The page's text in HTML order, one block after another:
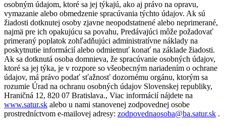
osobným údajom, ktoré sa jej týkajú, ako aj právo na opravu,
vymazanie alebo obmedzenie spracúvania týchto údajov. Ak sú
žiadosti dotknutej osoby zjavne neopodstatnené alebo neprimerané,
najmä pre ich opakujúcu sa povahu, Predávajúci môže požadovať
primeraný poplatok zohľadňujúci administratívne náklady na
poskytnutie informácií alebo odmietnuť konať na základe žiadosti.
Ak sa dotknutá osoba domnieva, že spracúvanie osobných údajov,
ktoré sa jej týka, je v rozpore so všeobecným nariadením o ochrane
údajov, má právo podať sťažnosť dozornému orgánu, ktorým sa
rozumie Úrad na ochranu osobných údajov Slovenskej republiky,
Hraničná 12, 820 07 Bratislava., Viac informácií nájdete na
www.satur.sk alebo u nami stanovenej zodpovednej osobe
prostredníctvom e-mailovej adresy: zodpovednaosoba@ba.satur.sk .